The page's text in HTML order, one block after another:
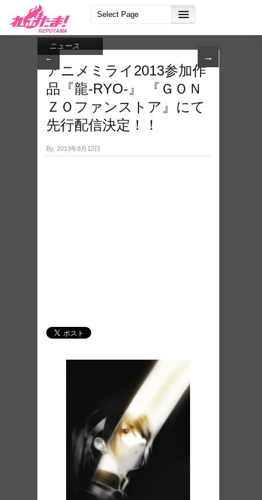
← →
ニュース
アニメミライ2013参加作
品『龍-RYO-』 『ＧＯＮ
ＺＯファンストア』にて
先行配信決定！！
By, 2013年8月12日